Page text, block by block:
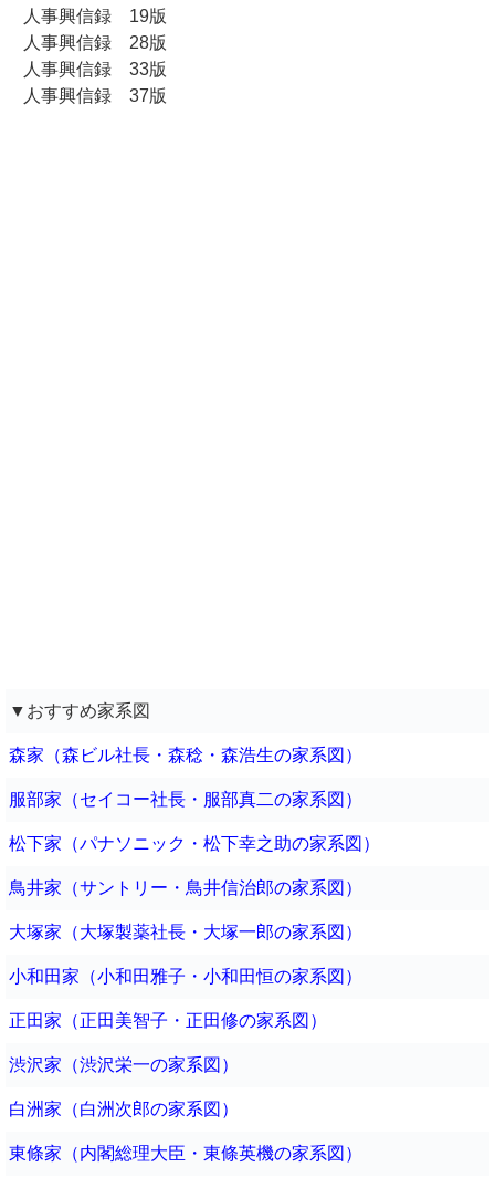
人事興信録 19版
人事興信録 28版
人事興信録 33版
人事興信録 37版
▼おすすめ家系図
森家（森ビル社長・森稔・森浩生の家系図）
服部家（セイコー社長・服部真二の家系図）
松下家（パナソニック・松下幸之助の家系図）
鳥井家（サントリー・鳥井信治郎の家系図）
大塚家（大塚製薬社長・大塚一郎の家系図）
小和田家（小和田雅子・小和田恒の家系図）
正田家（正田美智子・正田修の家系図）
渋沢家（渋沢栄一の家系図）
白洲家（白洲次郎の家系図）
東條家（内閣総理大臣・東條英機の家系図）